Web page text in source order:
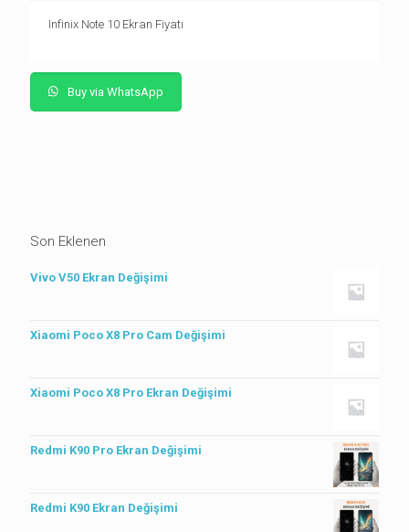
Infinix Note 10 Ekran Fiyatı
Buy via WhatsApp
Son Eklenen
Vivo V50 Ekran Değişimi
Xiaomi Poco X8 Pro Cam Değişimi
Xiaomi Poco X8 Pro Ekran Değişimi
Redmi K90 Pro Ekran Değişimi
Redmi K90 Ekran Değişimi